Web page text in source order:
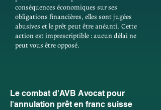
conséquences économiques sur ses
obligations financières, elles sont jugées
abusives et le prêt peut être anéanti. Cette
action est imprescriptible : aucun délai ne
peut vous être opposé.
Le combat d'AVB Avocat pour
l'annulation prêt en franc suisse